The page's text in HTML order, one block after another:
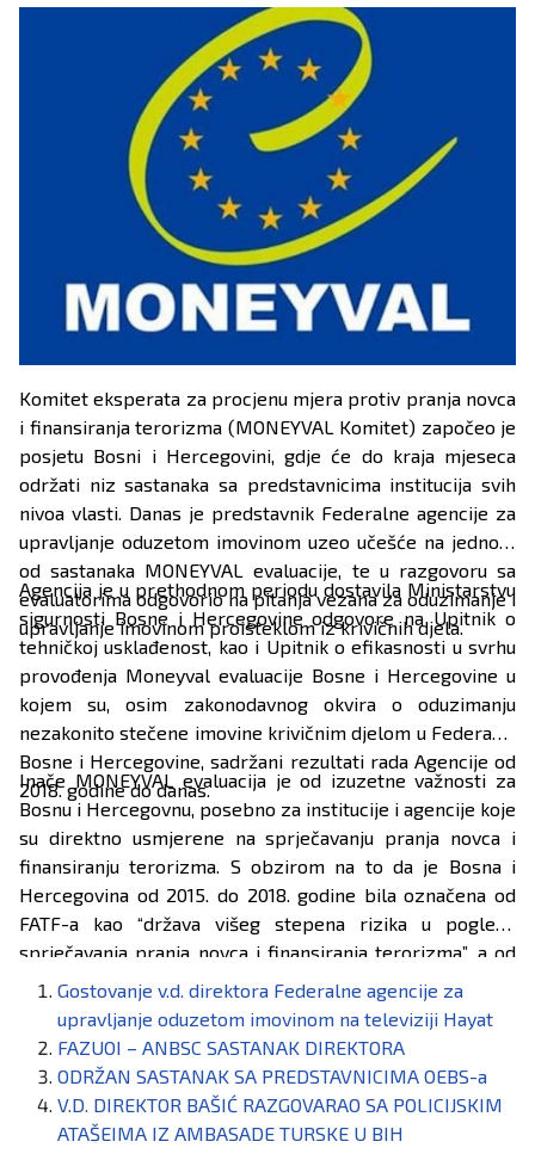
Komitet eksperata za procjenu mjera protiv pranja novca
i finansiranja terorizma (MONEYVAL Komitet) započeo je
posjetu Bosni i Hercegovini, gdje će do kraja mjeseca
održati niz sastanaka sa predstavnicima institucija svih
nivoa vlasti. Danas je predstavnik Federalne agencije za
upravljanje oduzetom imovinom uzeo učešće na jednom
od sastanaka MONEYVAL evaluacije, te u razgovoru sa
evaluatorima odgovorio na pitanja vezana za oduzimanje i
upravljanje imovinom proisteklom iz krivičnih djela.
Agencija je u prethodnom periodu dostavila Ministarstvu
sigurnosti Bosne i Hercegovine odgovore na Upitnik o
tehničkoj usklađenost, kao i Upitnik o efikasnosti u svrhu
provođenja Moneyval evaluacije Bosne i Hercegovine u
kojem su, osim zakonodavnog okvira o oduzimanju
nezakonito stečene imovine krivičnim djelom u Federaciji
Bosne i Hercegovine, sadržani rezultati rada Agencije od
2018. godine do danas.
Inače MONEYVAL evaluacija je od izuzetne važnosti za
Bosnu i Hercegovnu, posebno za institucije i agencije koje
su direktno usmjerene na sprječavanju pranja novca i
finansiranju terorizma. S obzirom na to da je Bosna i
Hercegovina od 2015. do 2018. godine bila označena od
FATF-a kao “država višeg stepena rizika u pogledu
sprječavanja pranja novca i finansiranja terorizma”, a od
EU u period od 2015. do 2020. godine, u ovogodišnjoj
evaluaciji puno veći i značajniji naglasak stavljen je na
efektivnu implementaciju preporuka FATF-a, na procjenu
rizika i njihovo razumijevanje, kao i na njihov utjecaj na
implementaciju općenitih mjera za sprječavanje pranja
novca i finansiranja terorizma.
Gostovanje v.d. direktora Federalne agencije za
upravljanje oduzetom imovinom na televiziji Hayat
FAZUOI – ANBSC SASTANAK DIREKTORA
ODRŽAN SASTANAK SA PREDSTAVNICIMA OEBS-a
V.D. DIREKTOR BAŠIĆ RAZGOVARAO SA POLICIJSKIM
ATAŠEIMA IZ AMBASADE TURSKE U BIH